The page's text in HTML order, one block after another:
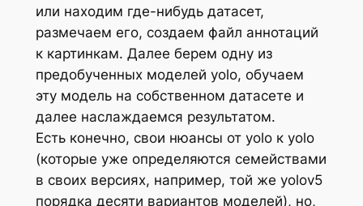
или находим где-нибудь датасет,
размечаем его, создаем файл аннотаций
к картинкам. Далее берем одну из
предобученных моделей yolo, обучаем
эту модель на собственном датасете и
далее наслаждаемся результатом.
Есть конечно, свои нюансы от yolo к yolo
(которые уже определяются семействами
в своих версиях, например, той же yolov5
порядка десяти вариантов моделей), но,